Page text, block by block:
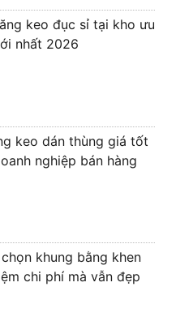
keo đục sỉ tại kho ưu
nhất 2026
keo dán thùng giá tốt
nghiệp bán hàng
khung bằng khen
chi phí mà vẫn đẹp